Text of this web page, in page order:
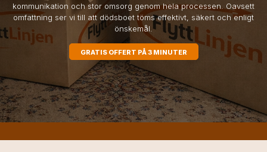
kommunikation och stor omsorg genom hela processen. Oavsett
omfattning ser vi till att dödsboet töms effektivt, säkert och enligt
önskemål.
GRATIS OFFERT PÅ 3 MINUTER